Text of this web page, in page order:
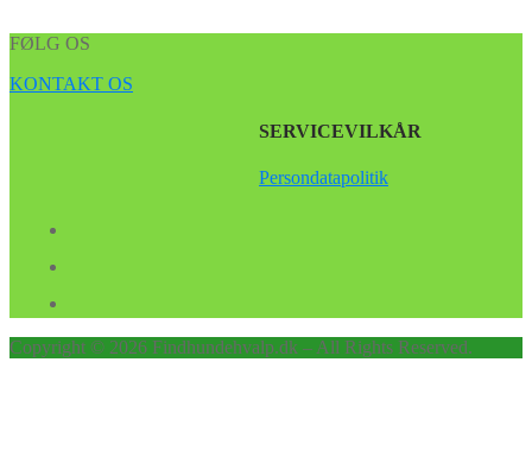
FØLG OS
KONTAKT OS
SERVICEVILKÅR
Persondatapolitik
Copyright © 2026 Findhundehvalp.dk – All Rights Reserved.